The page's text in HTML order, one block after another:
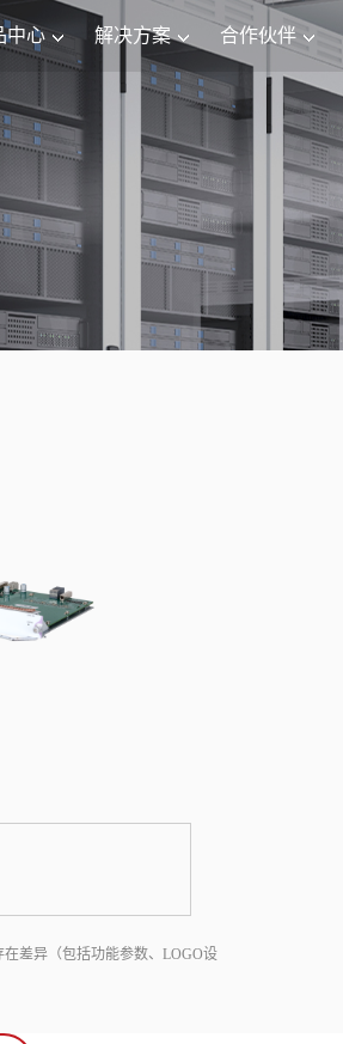
中心 解决方案 合作伙伴
差异（包括功能参数、LOGO设